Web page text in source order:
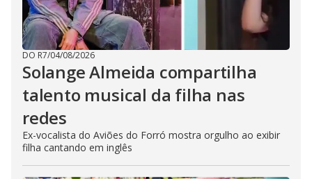
DO R7/04/08/2026
Solange Almeida compartilha
talento musical da filha nas
redes
Ex-vocalista do Aviões do Forró mostra orgulho ao exibir
filha cantando em inglês